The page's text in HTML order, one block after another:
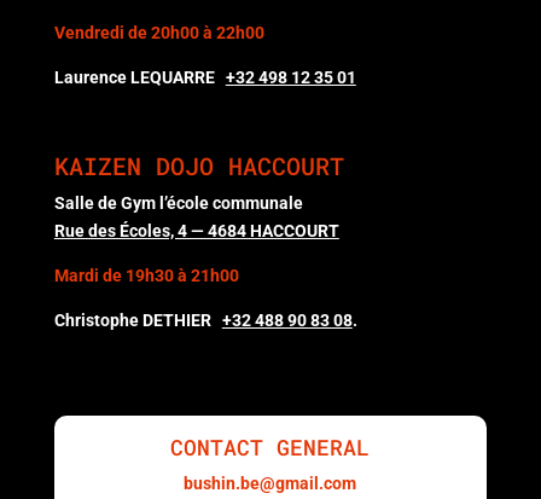
Vendredi de 20h00 à 22h00
Laurence LEQUARRE +32 498 12 35 01
KAIZEN DOJO HACCOURT
Salle de Gym l’école communale
Rue des Écoles, 4 — 4684 HACCOURT
Mardi de 19h30 à 21h00
Christophe DETHIER +32 488 90 83 08.
CONTACT GENERAL
bushin.be@gmail.com